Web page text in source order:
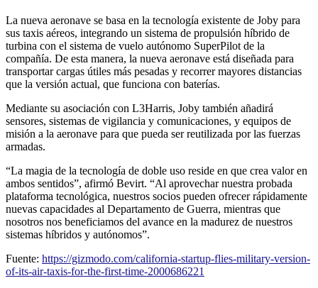
La nueva aeronave se basa en la tecnología existente de Joby para
sus taxis aéreos, integrando un sistema de propulsión híbrido de
turbina con el sistema de vuelo autónomo SuperPilot de la
compañía. De esta manera, la nueva aeronave está diseñada para
transportar cargas útiles más pesadas y recorrer mayores distancias
que la versión actual, que funciona con baterías.
Mediante su asociación con L3Harris, Joby también añadirá
sensores, sistemas de vigilancia y comunicaciones, y equipos de
misión a la aeronave para que pueda ser reutilizada por las fuerzas
armadas.
“La magia de la tecnología de doble uso reside en que crea valor en
ambos sentidos”, afirmó Bevirt. “Al aprovechar nuestra probada
plataforma tecnológica, nuestros socios pueden ofrecer rápidamente
nuevas capacidades al Departamento de Guerra, mientras que
nosotros nos beneficiamos del avance en la madurez de nuestros
sistemas híbridos y autónomos”.
Fuente: https://gizmodo.com/california-startup-flies-military-version-
of-its-air-taxis-for-the-first-time-2000686221